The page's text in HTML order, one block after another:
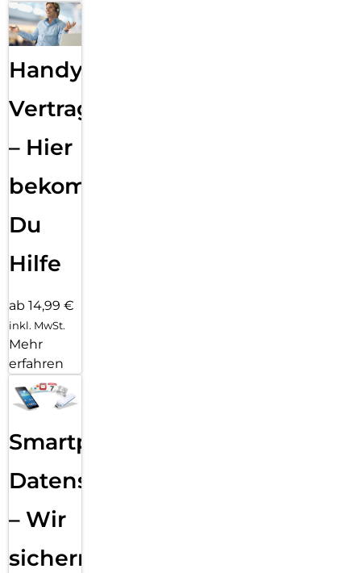
Handy
Vertragsabwicklung
– Hier
bekommst
Du
Hilfe
ab 14,99 €
inkl. MwSt.
Mehr
erfahren
Smartphone
Datensicherung
– Wir
sichern